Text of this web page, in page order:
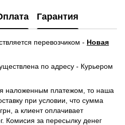
Гарантия
перевозчиком - Новая
по адресу - Курьером
наложенным платежом, то наша
при условии, что сумма
а клиент оплачивает
Комисия за пересылку денег